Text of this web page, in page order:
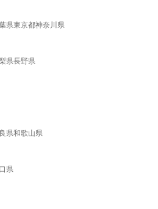
県東京都神奈川県
県長野県
県和歌山県
県